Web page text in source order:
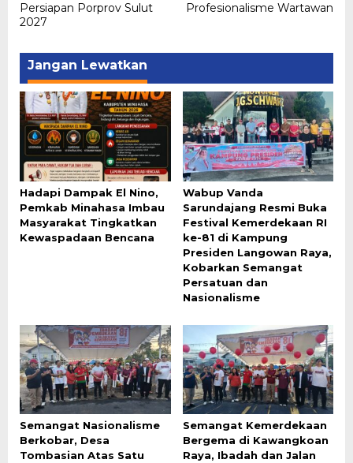
Persiapan Porprov Sulut
2027
Profesionalisme Wartawan
Jangan Lewatkan
Hadapi Dampak El Nino,
Pemkab Minahasa Imbau
Masyarakat Tingkatkan
Kewaspadaan Bencana
Wabup Vanda
Sarundajang Resmi Buka
Festival Kemerdekaan RI
ke-81 di Kampung
Presiden Langowan Raya,
Kobarkan Semangat
Persatuan dan
Nasionalisme
Semangat Nasionalisme
Berkobar, Desa
Tombasian Atas Satu
Semangat Kemerdekaan
Bergema di Kawangkoan
Raya, Ibadah dan Jalan